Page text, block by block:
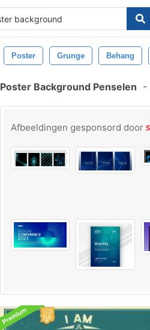
Poster Grunge Behang
Poster Background Penselen -
Afbeeldingen gesponsord door